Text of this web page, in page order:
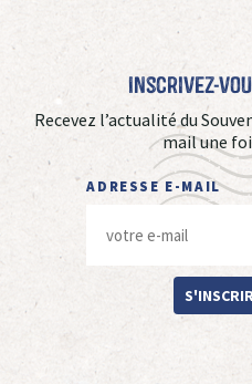
Inscrivez-
Recevez l’actualité du
mail une
ADRESSE E-MAIL